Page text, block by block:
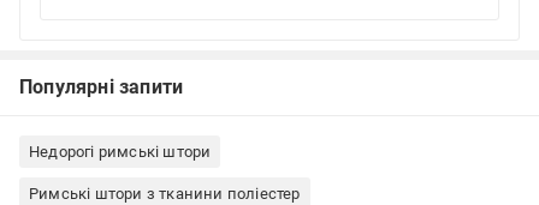
Популярні запити
Недорогі римські штори
Римські штори з тканини поліестер